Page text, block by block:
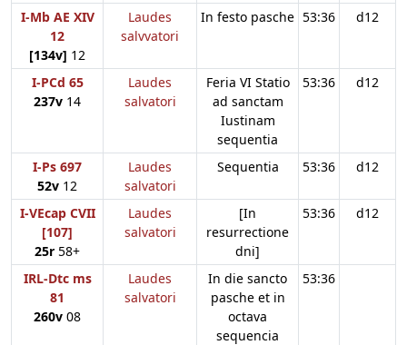
I-Mb AE XIV
12
[134v] 12
Laudes
salvvatori
In festo pasche 53:36 d12
I-PCd 65
237v 14
Laudes
salvatori
Feria VI Statio
ad sanctam
Iustinam
sequentia
53:36 d12
I-Ps 697
52v 12
Laudes
salvatori
Sequentia 53:36 d12
I-VEcap CVII
[107]
25r 58+
Laudes
salvatori
[In
resurrectione
dni]
53:36 d12
IRL-Dtc ms
81
260v 08
Laudes
salvatori
In die sancto
pasche et in
octava
sequencia
53:36